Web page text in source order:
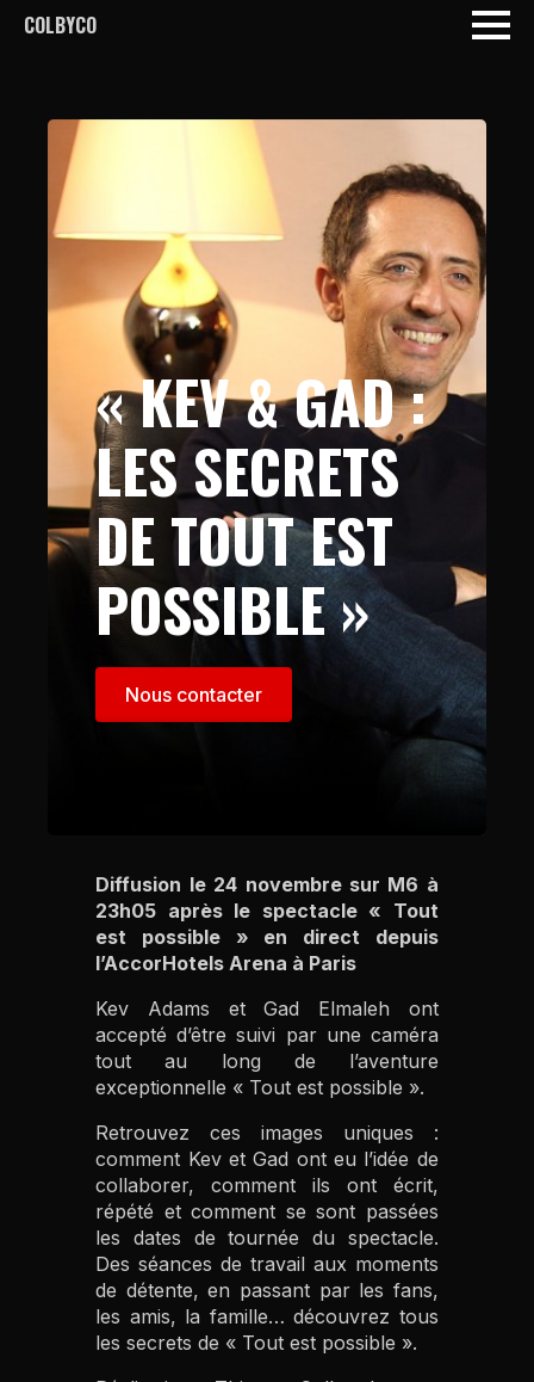
COLBYCO
« KEV & GAD :
LES SECRETS
DE TOUT EST
POSSIBLE »
Nous contacter
Diffusion le 24 novembre sur M6 à
23h05 après le spectacle « Tout
est possible » en direct depuis
l’AccorHotels Arena à Paris
Kev Adams et Gad Elmaleh ont
accepté d’être suivi par une caméra
tout au long de l’aventure
exceptionnelle « Tout est possible ».
Retrouvez ces images uniques :
comment Kev et Gad ont eu l’idée de
collaborer, comment ils ont écrit,
répété et comment se sont passées
les dates de tournée du spectacle.
Des séances de travail aux moments
de détente, en passant par les fans,
les amis, la famille… découvrez tous
les secrets de « Tout est possible ».